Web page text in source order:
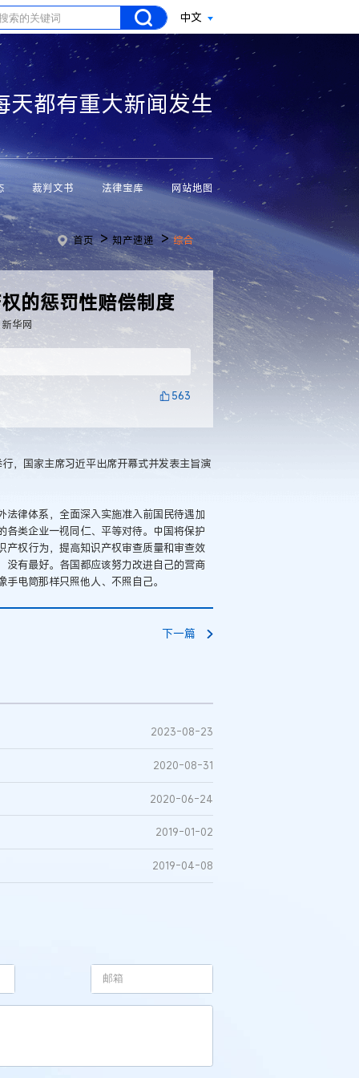
中文
天都有重大新闻发生
裁判文书 法律宝库 网站地图
首页 >知产速递 >综合
的惩罚性赔偿制度
华网
563
，国家主席习近平出席开幕式并发表主旨演
律体系，全面深入实施准入前国民待遇加
类企业一视同仁、平等对待。中国将保护
产权行为，提高知识产权审查质量和审查效
没有最好。各国都应该努力改进自己的营商
电筒那样只照他人、不照自己。
下一篇
2023-08-23
2020-08-31
2020-06-24
2019-01-02
2019-04-08